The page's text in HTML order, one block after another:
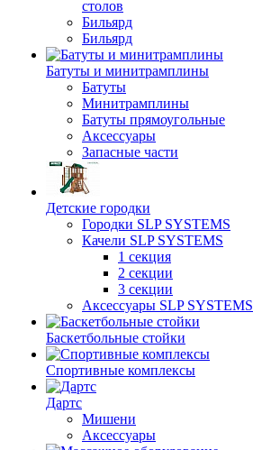
столов
Бильяpд
Бильяpд
Батуты и минитрамплины
Батуты
Минитрамплины
Батуты прямоугольные
Аксессуары
Запасные части
Детские городки
Городки SLP SYSTEMS
Качели SLP SYSTEMS
1 секция
2 секции
3 секции
Аксессуары SLP SYSTEMS
Баскетбольные стойки
Спортивные комплексы
Дартс
Мишени
Аксессуары